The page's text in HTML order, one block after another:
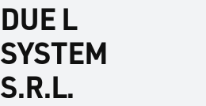
DUE L
SYSTEM
S.R.L.